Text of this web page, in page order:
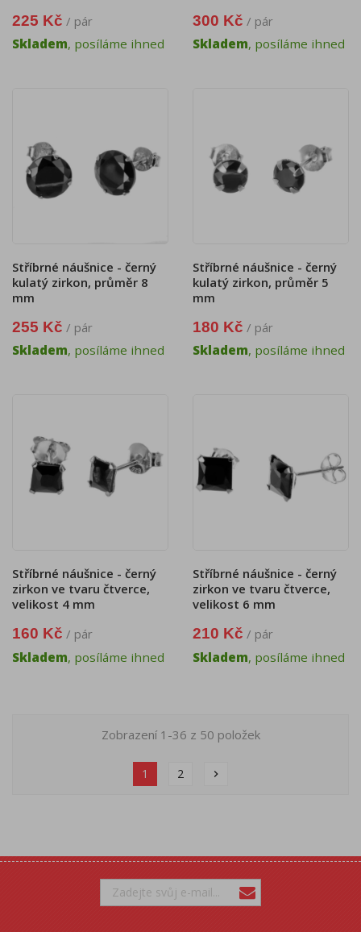
225 Kč / pár
Skladem, posíláme ihned
300 Kč / pár
Skladem, posíláme ihned
Stříbrné náušnice - černý
kulatý zirkon, průměr 8
mm
255 Kč / pár
Skladem, posíláme ihned
Stříbrné náušnice - černý
kulatý zirkon, průměr 5
mm
180 Kč / pár
Skladem, posíláme ihned
Stříbrné náušnice - černý
zirkon ve tvaru čtverce,
velikost 4 mm
160 Kč / pár
Skladem, posíláme ihned
Stříbrné náušnice - černý
zirkon ve tvaru čtverce,
velikost 6 mm
210 Kč / pár
Skladem, posíláme ihned
Zobrazení 1-36 z 50 položek
1 2 chevron_right